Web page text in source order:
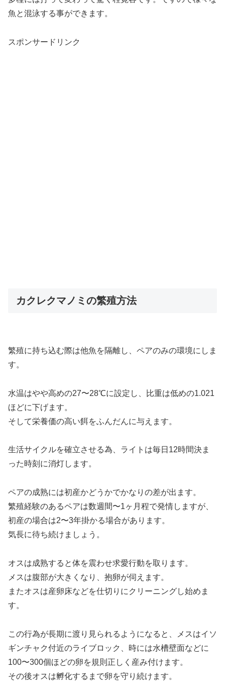
魚と混泳する事ができます。
スポンサードリンク
カクレクマノミの繁殖方法
繁殖に持ち込む際は他魚を隔離し、ペアのみの環境にしま
す。
水温はやや高めの27〜28℃に設定し、比重は低めの1.021
ほどに下げます。
そして栄養価の高い餌をふんだんに与えます。
生活サイクルを確立させる為、ライトは毎日12時間決ま
った時刻に消灯します。
ペアの成熟には初産かどうかでかなりの差が出ます。
繁殖経験のあるペアは数週間〜1ヶ月程で発情しますが、
初産の場合は2〜3年掛かる場合があります。
気長に待ち続けましょう。
オスは成熟すると体を震わせ求愛行動を取ります。
メスは腹部が大きくなり、抱卵が伺えます。
またオスは産卵床などを仕切りにクリーニングし始めま
す。
この行為が長期に渡り見られるようになると、メスはイソ
ギンチャク付近のライブロック、時には水槽壁面などに
100〜300個ほどの卵を規則正しく産み付けます。
その後オスは孵化するまで卵を守り続けます。